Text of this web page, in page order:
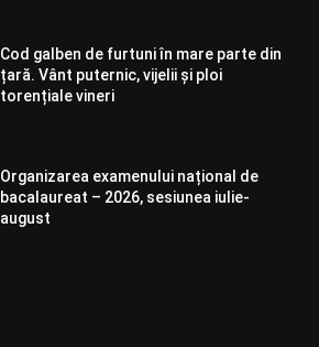
Cod galben de furtuni în mare parte din
țară. Vânt puternic, vijelii și ploi
torențiale vineri
Organizarea examenului național de
bacalaureat – 2026, sesiunea iulie-
august